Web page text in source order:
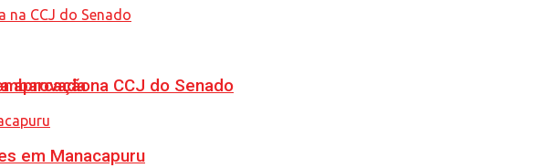
aprovada na CCJ do Senado
em Manacapuru